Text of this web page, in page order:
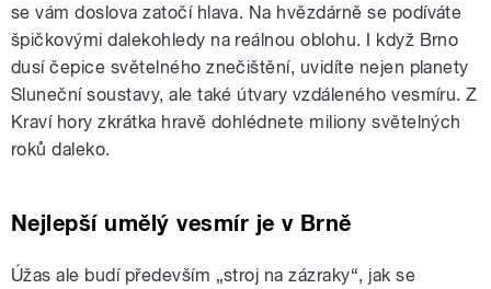
se vám doslova zatočí hlava. Na hvězdárně se podíváte
špičkovými dalekohledy na reálnou oblohu. I když Brno
dusí čepice světelného znečištění, uvidíte nejen planety
Sluneční soustavy, ale také útvary vzdáleného vesmíru. Z
Kraví hory zkrátka hravě dohlédnete miliony světelných
roků daleko.
Nejlepší umělý vesmír je v Brně
Úžas ale budí především „stroj na zázraky“, jak se